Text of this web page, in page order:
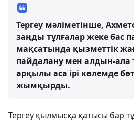
Тергеу мәліметінше,
заңды тұлғалар жеке бас
мақсатында қызметтік
пайдалану мен алдын-ала
арқылы аса ірі көлемде
жымқырды.
Тергеу қылмысқа қатысы бар